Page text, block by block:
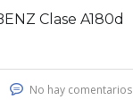
Clase A180d
No hay comentarios